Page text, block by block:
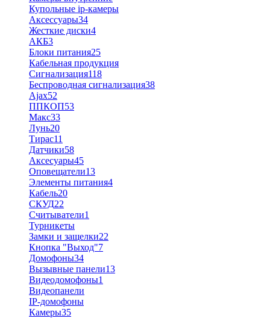
Купольные ip-камеры
Аксессуары34
Жесткие диски4
АКБ3
Блоки питания25
Кабельная продукция
Сигнализация118
Беспроводная сигнализация38
Ajax52
ППКОП53
Макс33
Лунь20
Тирас11
Датчики58
Аксесуары45
Оповещатели13
Элементы питания4
Кабель20
СКУД22
Считыватели1
Турникеты
Замки и защелки22
Кнопка "Выход"7
Домофоны34
Вызывные панели13
Видеодомофоны1
Видеопанели
IP-домофоны
Камеры35